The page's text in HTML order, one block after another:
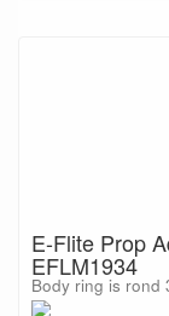
E-Flite Prop
EFLM1934
Body ring is rond